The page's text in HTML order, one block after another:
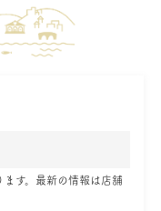
す。最新の情報は店舗